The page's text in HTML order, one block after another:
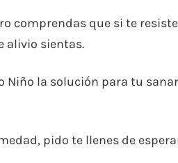
comprendas que si te
alivio sientas.
Niño la solución para tu sanar
pido te llenes de